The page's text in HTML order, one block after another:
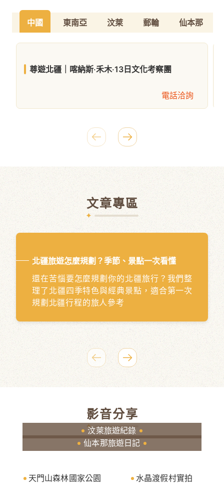
中國 東南亞 汶萊 郵輪 仙本那
尊遊北疆｜喀納斯‧禾木‧13日文化考察團
電話洽詢
文章專區
北疆旅遊怎麼規劃？季節、景點一次看懂
還在苦惱要怎麼規劃你的北疆旅行？我們整
理了北疆四季特色與經典景點，適合第一次
規劃北疆行程的旅人參考
影音分享
汶萊旅遊紀錄
仙本那旅遊日記
天門山森林國家公園 水晶渡假村實拍